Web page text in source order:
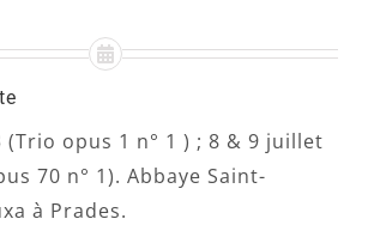
(Trio opus 1 n° 1 ) ; 8 & 9 juillet
70 n° 1). Abbaye Saint-
à Prades.